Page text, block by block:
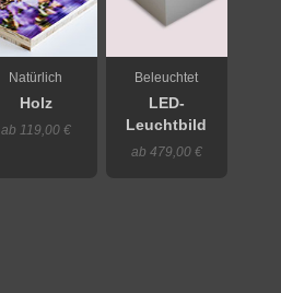
Natürlich
Holz
ab 119,00 €
Beleuchtet
LED-
Leuchtbild
ab 479,00 €